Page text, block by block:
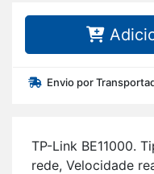
Envio por
TP-Link BE11000.
rede, Ve­lo­ci­dade